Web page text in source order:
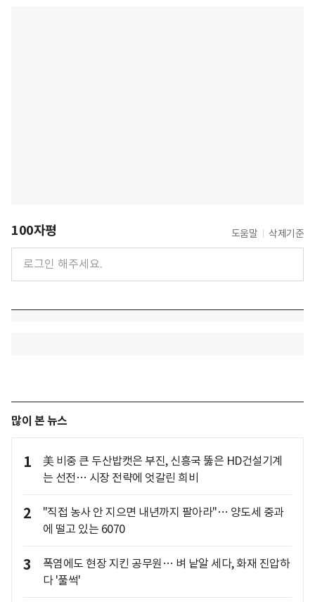
100자평 도움말 삭제기준
많이 본 뉴스
1
美 비중 큰 두산밥캣은 부진, 신흥국 뚫은 HD건설기계
는 선전… 시장 전략에 엇갈린 희비
2
"직접 농사 안 지으면 내년까지 팔아라"… 양도세 중과
에 떨고 있는 6070
3
폭염에도 현장 지킨 공무원… 벼 낱알 세다, 화재 진압하
다 '풀썩'